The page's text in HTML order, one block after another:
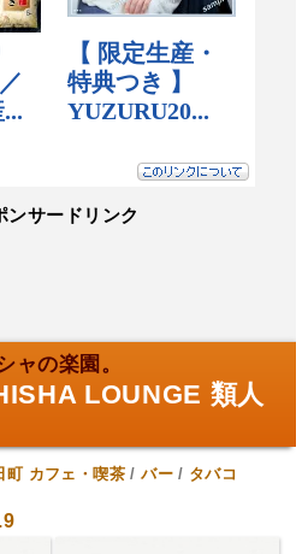
ンサードリンク
ャの楽園。
LOUNGE 類人
町 カフェ・喫茶/バー/ タバコ